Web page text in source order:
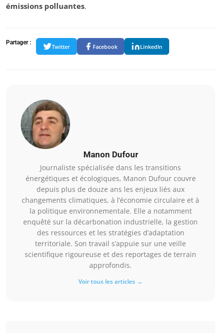
émissions polluantes.
Partager :
Twitter Facebook LinkedIn
Manon Dufour
Journaliste spécialisée dans les transitions
énergétiques et écologiques, Manon Dufour couvre
depuis plus de douze ans les enjeux liés aux
changements climatiques, à l’économie circulaire et à
la politique environnementale. Elle a notamment
enquêté sur la décarbonation industrielle, la gestion
des ressources et les stratégies d’adaptation
territoriale. Son travail s’appuie sur une veille
scientifique rigoureuse et des reportages de terrain
approfondis.
Voir tous les articles →